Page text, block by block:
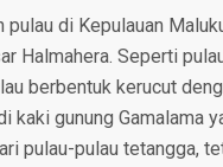
pulau di Kepulauan
Halmahera. Seperti
berbentuk kerucut
kaki gunung Gamalama
pulau-pulau tetangga,